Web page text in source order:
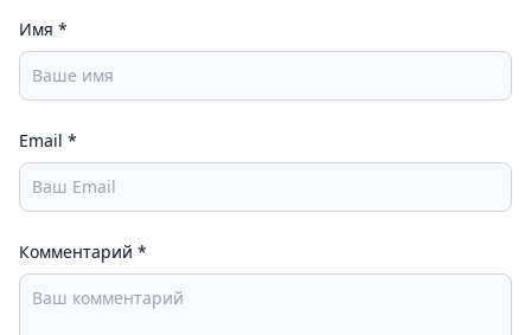
Однако, если вы ищете хорошую ролевую игру для
Android, RAVENSWORD: SHADOWLANDS RPG стоит
вашего внимания.
Имя *
Email *
Комментарий *